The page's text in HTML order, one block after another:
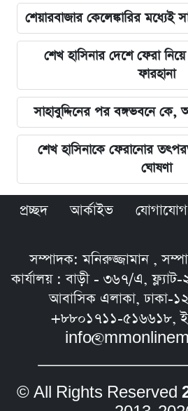
শেয়ারবাজার কেলেঙ্কারির মধ্যেই
শেখ হাসিনার দেশে ফেরা
ফারহানা
সাহাবুদ্দিনের পর বঙ্গভবনে
শেখ হাসিনাকে ফেরানোর
ঘোষণা
প্রচ্ছদ আর্কাইভ যোগাযোগ
সম্পাদক: মনিরুজ্জামান ,
কার্যালয় : বাড়ী - ৩৬৭/এ,
আবাসিক এলাকা, ঢাকা-
+৮৮০১৭১১-৫১৬৬১৮,
© All Rights Reserved